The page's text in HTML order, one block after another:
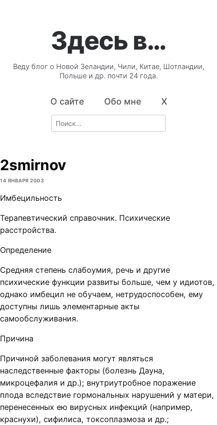
Здесь в…
Веду блог о Новой Зеландии, Чили, Китае, Шотландии,
Польше и др. почти 24 года.
О сайте Обо мне X
Search
for:
2smirnov
14 ЯНВАРЯ 2003
Имбецильность
Терапевтический справочник. Психические
расстройства.
Определение
Средняя степень слабоумия, речь и другие
психические функции развиты больше, чем у идиотов,
однако имбецил не обучаем, нетрудоспособен, ему
доступны лишь элементарные акты
самообслуживания.
Причина
Причиной заболевания могут являться
наследственные факторы (болезнь Дауна,
микроцефалия и др.); внутриутробное поражение
плода вследствие гормональных нарушений у матери,
перенесенных ею вирусных инфекций (например,
краснухи), сифилиса, токсоплазмоза и др.;